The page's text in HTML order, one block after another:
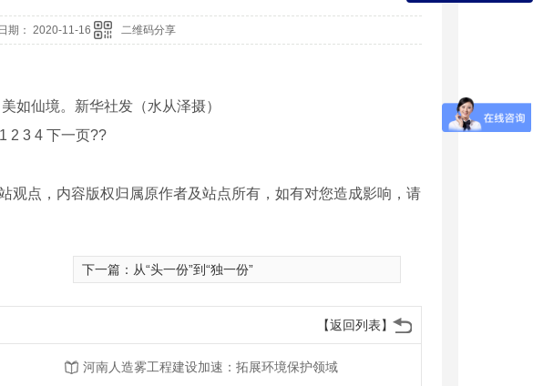
期： 2020-11-16 二维码分享
仙境。新华社发（水从泽摄）
1 2 3 4 下一页??
观点，内容版权归属原作者及站点所有，如有对您造成影响，请
下一篇： 从“头一份”到“独一份”
【返回列表】
河南人造雾工程建设加速：拓展环境保护领域